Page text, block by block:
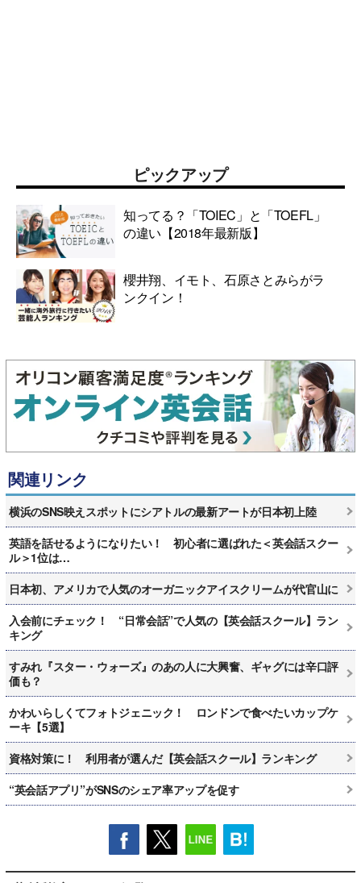
ピックアップ
知ってる？「TOIEC」と「TOEFL」
の違い【2018年最新版】
櫻井翔、イモト、石原さとみらがラ
ンクイン！
関連リンク
横浜のSNS映えスポットにシアトルの最新アートが日本初上陸
英語を話せるようになりたい！ 初心者に選ばれた＜英会話スクー
ル＞1位は…
日本初、アメリカで人気のオーガニックアイスクリームが代官山に
入会前にチェック！ “日常会話”で人気の【英会話スクール】ラン
キング
すみれ『スター・ウォーズ』のあの人に大興奮、ギャグには辛口評
価も？
かわいらしくてフォトジェニック！ ロンドンで食べたいカップケ
ーキ【5選】
資格対策に！ 利用者が選んだ【英会話スクール】ランキング
“英会話アプリ”がSNSのシェア率アップを促す